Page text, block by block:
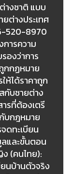
างชาติ แบบ
ต่างประเทศ
520-8970
ารความ
องว่าการ
กกฏหมาย
ห้ได้ราคาถูก
กับชายต่าง
รที่ต้องเตรี
บกฎหมาย
ดทะเบียน
และขั้นตอน
(คนไทย):
ยนบ้านตัวจริง